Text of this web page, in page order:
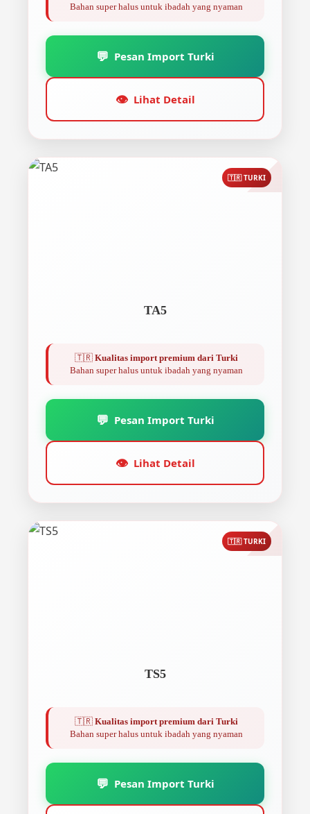
Bahan super halus untuk ibadah yang nyaman
💬 Pesan Import Turki
👁️ Lihat Detail
🇹🇷 TURKI
TA5
🇹🇷 Kualitas import premium dari Turki
Bahan super halus untuk ibadah yang nyaman
💬 Pesan Import Turki
👁️ Lihat Detail
🇹🇷 TURKI
TS5
🇹🇷 Kualitas import premium dari Turki
Bahan super halus untuk ibadah yang nyaman
💬 Pesan Import Turki